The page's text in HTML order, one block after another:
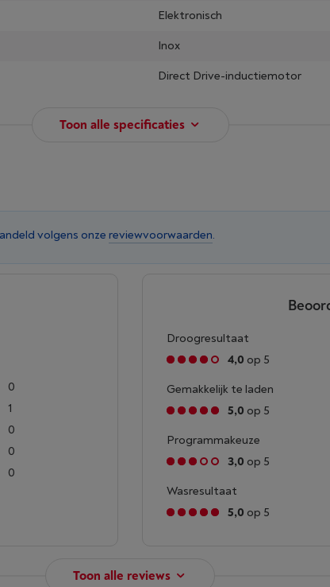
Elektronisch
Inox
Direct Drive-inductiemotor
Toon alle specificaties
volgens onze reviewvoorwaarden.
0
1
0
0
0
Droogresultaat
4,0 op 5
Gemakkelijk te laden
5,0 op 5
Programmakeuze
3,0 op 5
Wasresultaat
5,0 op 5
Toon alle reviews